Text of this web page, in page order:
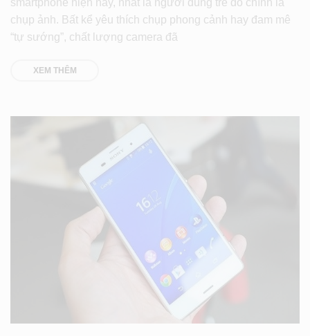
chụp ảnh. Bất kể yêu thích chụp phong cảnh hay đam mê
“tự sướng”, chất lượng camera đã
XEM THÊM